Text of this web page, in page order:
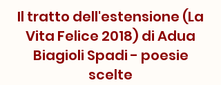
Il tratto dell'estensione (La
Vita Felice 2018) di Adua
Biagioli Spadi - poesie
scelte